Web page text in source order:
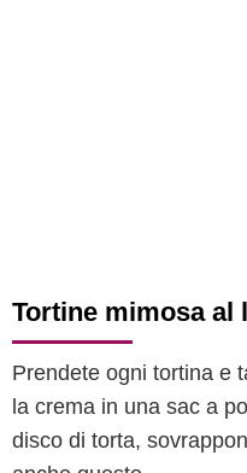
Tortine mimosa al
Prendete ogni tortina e
la crema in una sac a
disco di torta,